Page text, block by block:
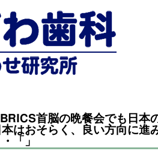
BRICS首脳の晩餐会でも日本
はおそらく、良い方向に進
「」